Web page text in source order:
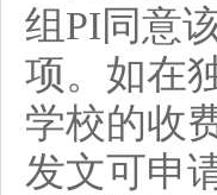
组PI同意
项。如在
学校的收
发文可申